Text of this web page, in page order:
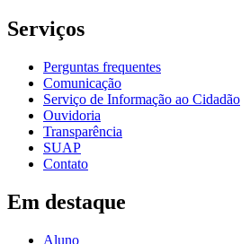
Serviços
Perguntas frequentes
Comunicação
Serviço de Informação ao Cidadão
Ouvidoria
Transparência
SUAP
Contato
Em destaque
Aluno